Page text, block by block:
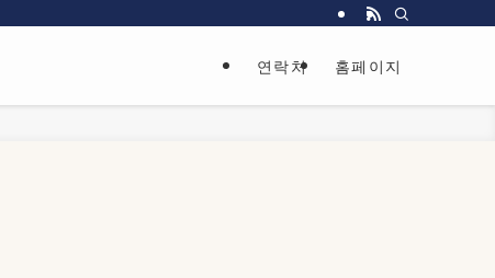
연락처 홈페이지